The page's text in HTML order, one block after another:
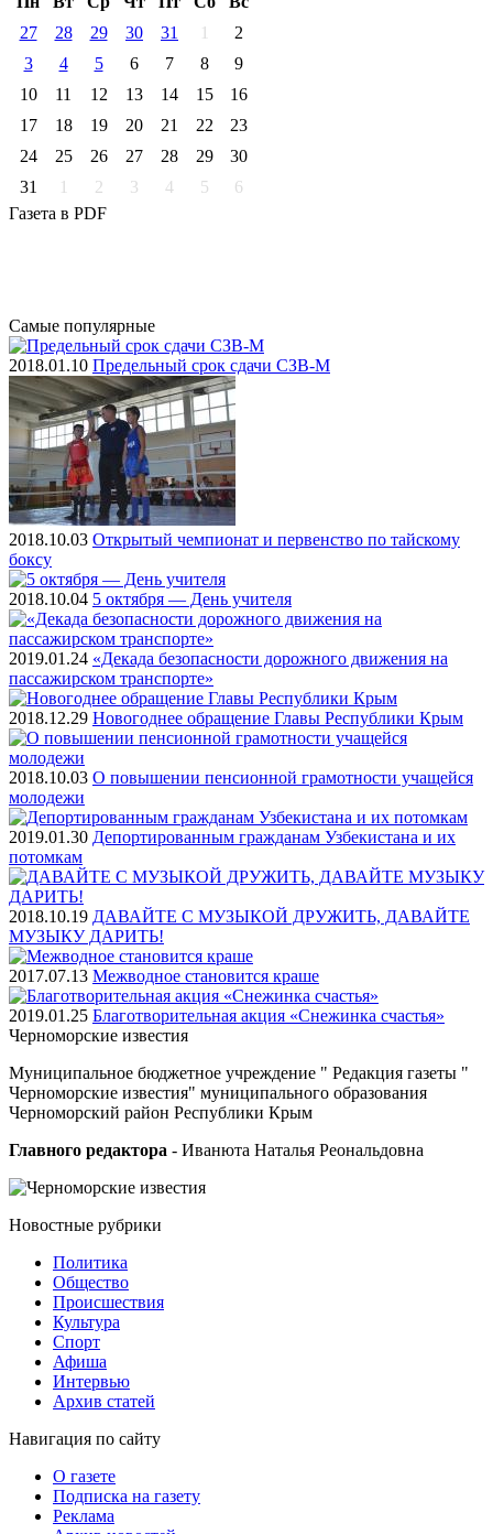
27
28 29 30 31 1
2
3
4 5 6 7 8
9
10
11 12 13 14 15
16
17
18 19 20 21 22
23
24
25 26 27 28 29
30
31
1 2 3 4 5
6
Газета в PDF
Самые популярные
2018.01.10 Предельный срок сдачи СЗВ-М
2018.10.03 Открытый чемпионат и первенство по тайскому
боксу
2018.10.04 5 октября — День учителя
2019.01.24 «Декада безопасности дорожного движения на
пассажирском транспорте»
2018.12.29 Новогоднее обращение Главы Республики Крым
2018.10.03 О повышении пенсионной грамотности учащейся
молодежи
2019.01.30 Депортированным гражданам Узбекистана и их
потомкам
2018.10.19 ДАВАЙТЕ С МУЗЫКОЙ ДРУЖИТЬ, ДАВАЙТЕ
МУЗЫКУ ДАРИТЬ!
2017.07.13 Межводное становится краше
2019.01.25 Благотворительная акция «Снежинка счастья»
Черноморские известия
Муниципальное бюджетное учреждение " Редакция газеты "
Черноморские известия" муниципального образования
Черноморский район Республики Крым
Главного редактора - Иванюта Наталья Реональдовна
Новостные рубрики
Политика
Общество
Проиcшествия
Культура
Спорт
Афиша
Интервью
Архив статей
Навигация по сайту
О газете
Подписка на газету
Реклама